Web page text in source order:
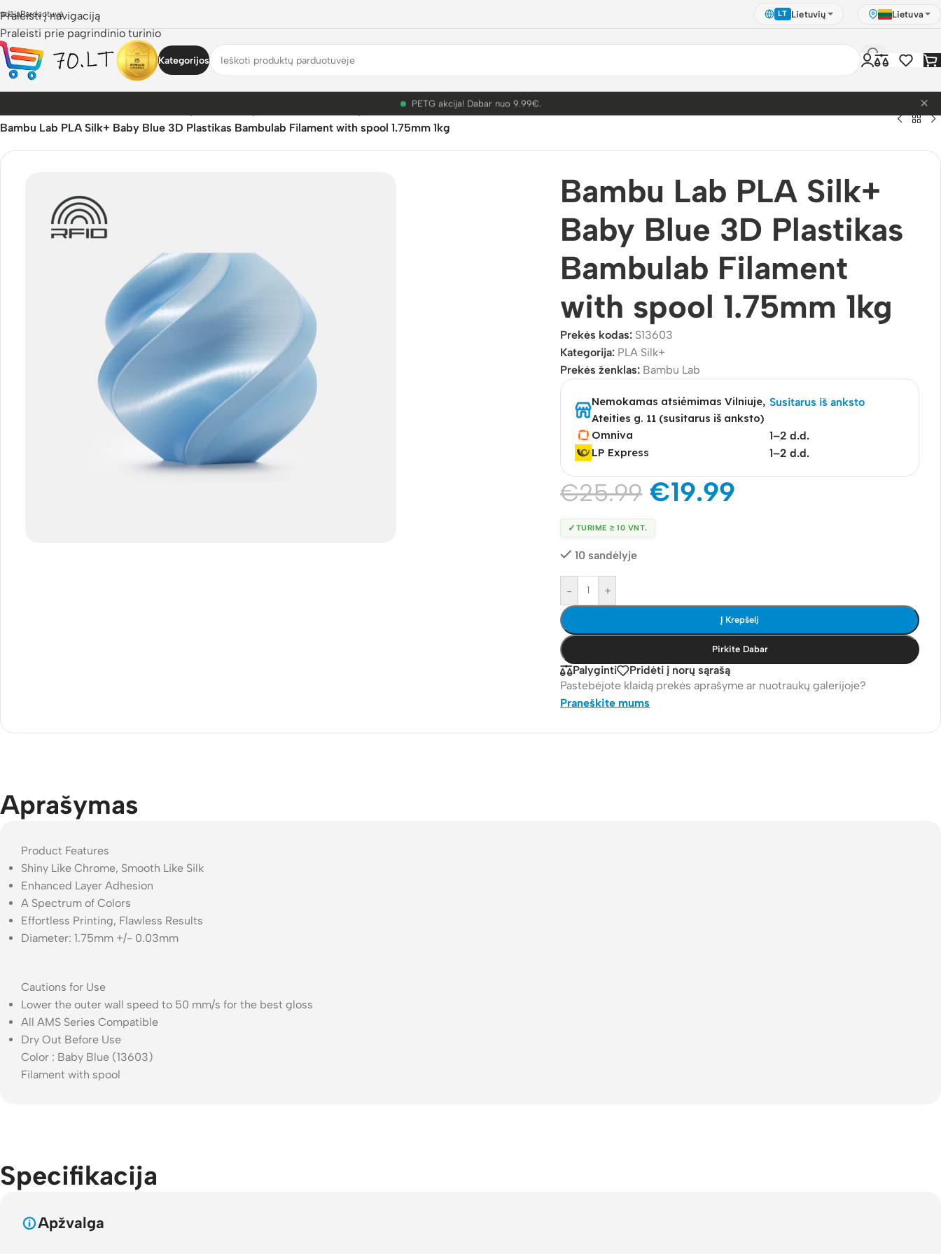
Praleisti į navigaciją
Praleisti prie pagrindinio turinio
Parduotuvė LT Lietuvių Lietuva
Kategorijos
PETG akcija! Dabar nuo 9.99€. ×
/PLA Silk+/
Bambu Lab PLA Silk+ Baby Blue 3D Plastikas Bambulab Filament with spool 1.75mm 1kg
Bambu Lab PLA Silk+
Baby Blue 3D Plastikas
Bambulab Filament
with spool 1.75mm 1kg
Prekės kodas: S13603
Kategorija: PLA Silk+
Prekės ženklas: Bambu Lab
Nemokamas atsiėmimas Vilniuje,
Ateities g. 11 (susitarus iš anksto)
Susitarus iš anksto
Omniva
1–2 d.d.
LP Express
1–2 d.d.
€25.99 €19.99
✓ TURIME ≥ 10 VNT.
10 sandėlyje
- +
Į Krepšelį
Pirkite Dabar
Palyginti
Pridėti į norų sąrašą
Pastebėjote klaidą prekės aprašyme ar nuotraukų galerijoje?
Praneškite mums
Aprašymas
Product Features
Shiny Like Chrome, Smooth Like Silk
Enhanced Layer Adhesion
A Spectrum of Colors
Effortless Printing, Flawless Results
Diameter: 1.75mm +/- 0.03mm
Cautions for Use
Lower the outer wall speed to 50 mm/s for the best gloss
All AMS Series Compatible
Dry Out Before Use
Color : Baby Blue (13603)
Filament with spool
Specifikacija
Apžvalga